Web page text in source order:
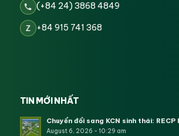
(+84 24) 3868 4849
Z +84 915 741 368
TIN MỚI NHẤT
Chuyển đổi sang KCN sinh thái: RECP
August 6, 2026 - 10:29 am